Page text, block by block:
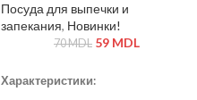
Посуда для выпечки и
запекания, Новинки!
70MDL 59 MDL
Характеристики: